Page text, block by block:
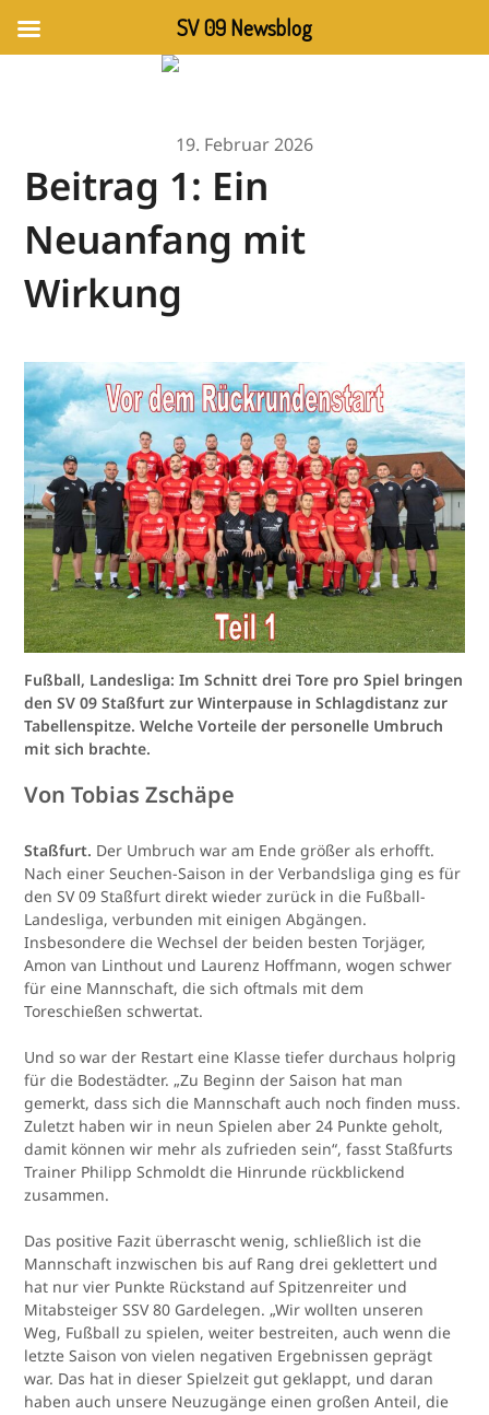
19. Februar 2026
Beitrag 1: Ein
Neuanfang mit
Wirkung
Fußball, Landesliga: Im Schnitt drei Tore pro Spiel bringen
den SV 09 Staßfurt zur Winterpause in Schlagdistanz zur
Tabellenspitze. Welche Vorteile der personelle Umbruch
mit sich brachte.
Von Tobias Zschäpe
Staßfurt. Der Umbruch war am Ende größer als erhofft.
Nach einer Seuchen-Saison in der Verbandsliga ging es für
den SV 09 Staßfurt direkt wieder zurück in die Fußball-
Landesliga, verbunden mit einigen Abgängen.
Insbesondere die Wechsel der beiden besten Torjäger,
Amon van Linthout und Laurenz Hoffmann, wogen schwer
für eine Mannschaft, die sich oftmals mit dem
Toreschießen schwertat.
Und so war der Restart eine Klasse tiefer durchaus holprig
für die Bodestädter. „Zu Beginn der Saison hat man
gemerkt, dass sich die Mannschaft auch noch finden muss.
Zuletzt haben wir in neun Spielen aber 24 Punkte geholt,
damit können wir mehr als zufrieden sein“, fasst Staßfurts
Trainer Philipp Schmoldt die Hinrunde rückblickend
zusammen.
Das positive Fazit überrascht wenig, schließlich ist die
Mannschaft inzwischen bis auf Rang drei geklettert und
hat nur vier Punkte Rückstand auf Spitzenreiter und
Mitabsteiger SSV 80 Gardelegen. „Wir wollten unseren
Weg, Fußball zu spielen, weiter bestreiten, auch wenn die
letzte Saison von vielen negativen Ergebnissen geprägt
war. Das hat in dieser Spielzeit gut geklappt, und daran
haben auch unsere Neuzugänge einen großen Anteil, die
SV 09 Newsblog